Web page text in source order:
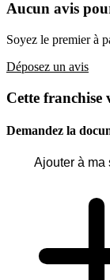
Aucun avis
Soyez le premier à
Déposez un avis
Cette franchise
Demandez la
Ajouter à ma